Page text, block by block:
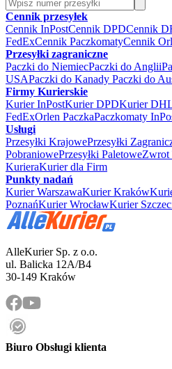
Cennik przesyłek
Cennik InPostCennik DPDCennik
FedExCennik PaczkomatyCennik
Przesyłki zagraniczne
Paczki do NiemiecPaczki do Anglii
USAPaczki do Kanady Paczki do
Firmy Kurierskie
Kurier InPostKurier DPDKurier
FedExOrlen PaczkaPaczkomaty
Usługi
Przesyłki KrajowePrzesyłki
PobraniowePrzesyłki PaletoweZwrot
KurieraKurier dla Firm
Punkty nadań
Kurier WarszawaKurier Kraków
PoznańKurier WrocławKurier
AlleKurier Sp. z o.o.
ul. Balicka 12A/B4
30-149 Kraków
Biuro Obsługi klienta